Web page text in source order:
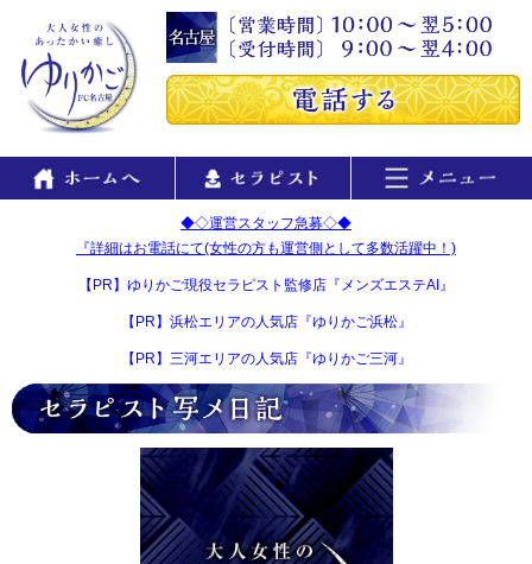
◆◇運営スタッフ急募◇◆
『詳細はお電話にて(女性の方も運営側として多数活躍中！)
【PR】ゆりかご現役セラピスト監修店『メンズエステAI』
【PR】浜松エリアの人気店『ゆりかご浜松』
【PR】三河エリアの人気店『ゆりかご三河』